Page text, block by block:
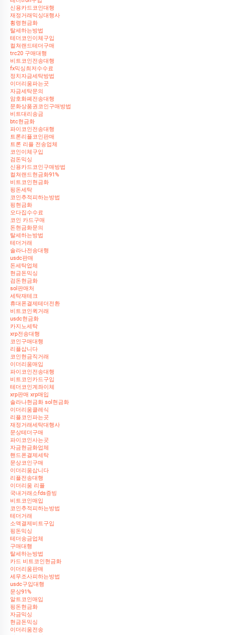
신용카드코인대행
재정거래믹싱대행사
횡령현금화
탈세하는방법
테더코인이체구입
컬쳐랜드테더구매
trc20 구매대행
비트코인전송대행
fx믹싱최저수수료
정치자금세탁방법
이더리움파는곳
자금세탁문의
암호화폐전송대행
문화상품권코인구매방법
비트대리송금
btc현금화
파이코인전송대행
트론리플코인판매
트론 리플 전송업체
코인이체구입
검돈믹싱
신용카드코인구매방법
컬쳐랜드현금화91%
비트코인현금화
핑돈세탁
코인추적피하는방법
핑현금화
오다집수수료
코인 카드구매
돈현금화문의
탈세하는방법
테더거래
솔라나전송대행
usdc판매
돈세탁업체
현금돈믹싱
검돈현금화
sol판매처
세탁재테크
휴대폰결제테더전환
비트코인퀵거래
usdc현금화
카지노세탁
xrp전송대행
코인구매대행
리플삽니다
코인현금직거래
이더리움매입
파이코인전송대행
비트코인카드구입
테더코인계좌이체
xrp판매 xrp매입
솔라나현금화 sol현금화
이더리움클레식
리플코인파는곳
재정거래세탁대행사
문상테더구매
파이코인사는곳
자금현금화업체
핸드폰결제세탁
문상코인구매
이더리움삽니다
리플전송대행
이더리움 리플
국내거래소fds증빙
비트코인매입
코인추적피하는방법
테더거래
소액결제비트구입
핑돈믹싱
테더송금업체
구매대행
탈세하는방법
카드 비트코인현금화
이더리움판매
세무조사피하는방법
usdc구입대행
문상91%
알트코인매입
핑돈현금화
자금믹싱
현금돈믹싱
이더리움전송